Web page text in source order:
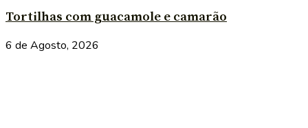
Tortilhas com guacamole e camarão
6 de Agosto, 2026